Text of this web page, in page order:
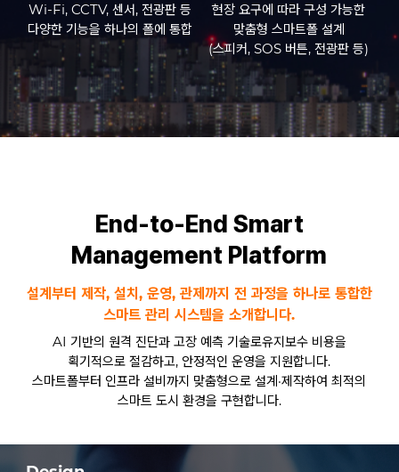
Wi-Fi, CCTV, 센서, 전광판 등
다양한 기능을 하나의 폴에 통합
현장 요구에 따라 구성 가능한
맞춤형 스마트폴 설계
(스피커, SOS 버튼, 전광판 등)
End-to-End Smart
Management Platform
설계부터 제작, 설치, 운영, 관제까지 전 과정을 하나로 통합한
스마트 관리 시스템을 소개합니다.
AI 기반의 원격 진단과 고장 예측 기술로유지보수 비용을
획기적으로 절감하고, 안정적인 운영을 지원합니다.
스마트폴부터 인프라 설비까지 맞춤형으로 설계·제작하여 최적의
스마트 도시 환경을 구현합니다.